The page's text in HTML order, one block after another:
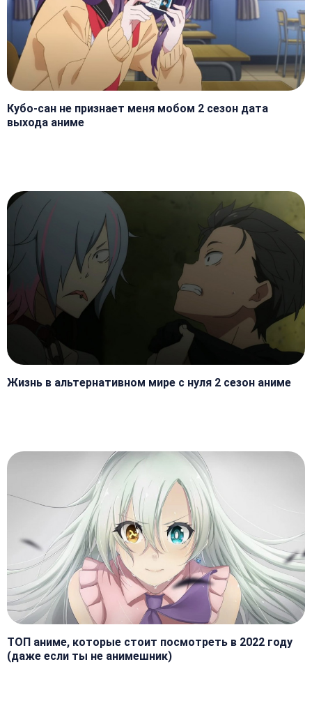
Кубо-сан не признает меня мобом 2 сезон дата
выхода аниме
Жизнь в альтернативном мире с нуля 2 сезон аниме
ТОП аниме, которые стоит посмотреть в 2022 году
(даже если ты не анимешник)